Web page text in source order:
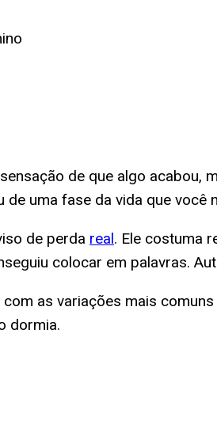
de que algo acabou,
uma fase da vida que você
de perda real. Ele costuma
colocar em palavras.
as variações mais
dormia.